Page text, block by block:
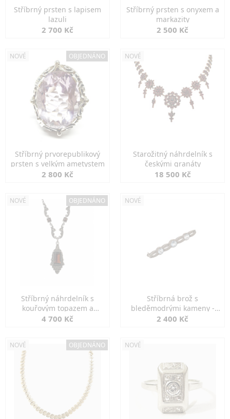
Stříbrný prsten s lapisem
lazuli
2 700 Kč
Stříbrný prsten s onyxem a
markazity
2 500 Kč
NOVÉ OBJEDNÁNO
Stříbrný prvorepublikový
prsten s velkým ametystem
2 800 Kč
NOVÉ
Starožitný náhrdelník s
českými granáty
18 500 Kč
NOVÉ OBJEDNÁNO
Stříbrný náhrdelník s
kouřovým topazem a
markazity
4 700 Kč
NOVÉ
Stříbrná brož s
bleděmodrými kameny -
jemná elegance
2 400 Kč
NOVÉ OBJEDNÁNO NOVÉ